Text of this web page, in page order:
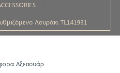
Λουράκι TL141931
Αξεσουάρ